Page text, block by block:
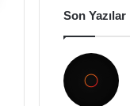
Son Yazılar